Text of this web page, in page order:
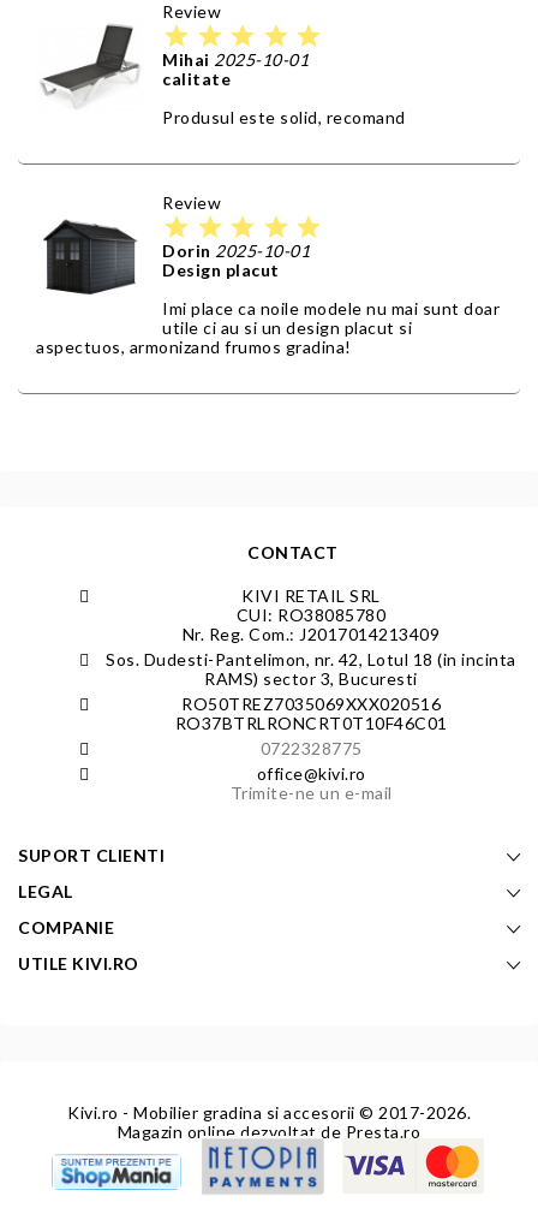
Review
star star star star star
Mihai 2025-10-01
calitate
Produsul este solid, recomand
Review
star star star star star
Dorin 2025-10-01
Design placut
Imi place ca noile modele nu mai sunt doar
utile ci au si un design placut si
aspectuos, armonizand frumos gradina!
CONTACT
KIVI RETAIL SRL
CUI: RO38085780
Nr. Reg. Com.: J2017014213409
Sos. Dudesti-Pantelimon, nr. 42, Lotul 18 (in incinta
RAMS) sector 3, Bucuresti
RO50TREZ7035069XXX020516
RO37BTRLRONCRT0T10F46C01
0722328775
office@kivi.ro
Trimite-ne un e-mail
SUPORT CLIENTI
LEGAL
COMPANIE
UTILE KIVI.RO
Kivi.ro - Mobilier gradina si accesorii © 2017-2026.
Magazin online dezvoltat de Presta.ro